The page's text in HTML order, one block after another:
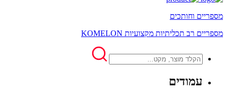
מספריים וחותכים
מספריים רב תכליתיות מקצועיות KOMELON
עמודים